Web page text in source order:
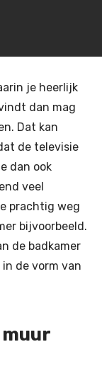
je heerlijk
dan mag
Dat kan
de televisie
dan ook
veel
prachtig weg
bijvoorbeeld.
de badkamer
de vorm van